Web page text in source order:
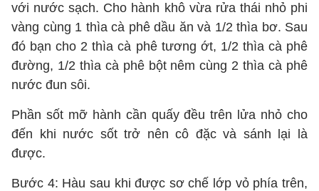
với nước sạch. Cho hành khô vừa rửa thái nhỏ phi
vàng cùng 1 thìa cà phê dầu ăn và 1/2 thìa bơ. Sau
đó bạn cho 2 thìa cà phê tương ớt, 1/2 thìa cà phê
đường, 1/2 thìa cà phê bột nêm cùng 2 thìa cà phê
nước đun sôi.
Phần sốt mỡ hành cần quấy đều trên lửa nhỏ cho
đến khi nước sốt trở nên cô đặc và sánh lại là
được.
Bước 4: Hàu sau khi được sơ chế lớp vỏ phía trên,